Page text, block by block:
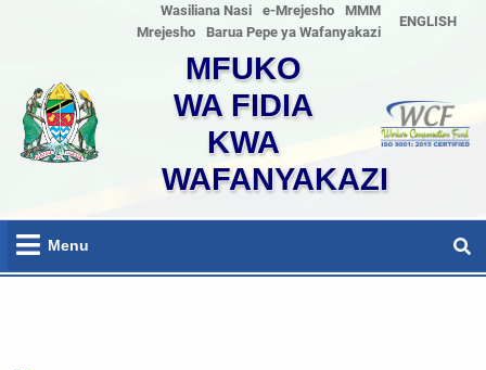
MMM
e-Mrejesho
Wasiliana Nasi
Barua Pepe ya Wafanyakazi
Mrejesho
ENGLISH
MFUKO
WA FIDIA
KWA
WAFANYAKAZI
Menu